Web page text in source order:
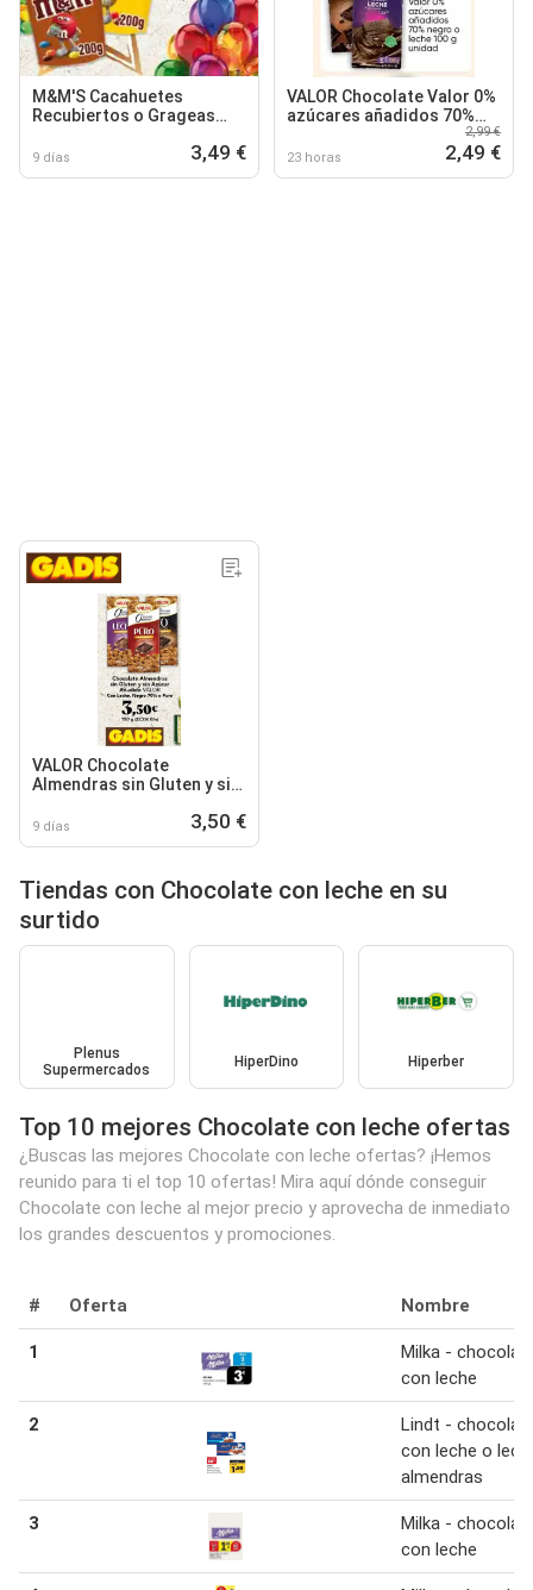
M&M'S Cacahuetes
Recubiertos o Grageas
9 días 3,49 €
VALOR Chocolate Valor 0%
azúcares añadidos 70%
23 horas
2,99 €
2,49 €
VALOR Chocolate
Almendras sin Gluten y sin
Negro 70% o Puro
9 días 3,50 €
Tiendas con Chocolate con leche en su
surtido
Plenus
Supermercados
HiperDino Hiperber
Top 10 mejores Chocolate con leche ofertas
¿Buscas las mejores Chocolate con leche ofertas? ¡Hemos
reunido para ti el top 10 ofertas! Mira aquí dónde conseguir
Chocolate con leche al mejor precio y aprovecha de inmediato
los grandes descuentos y promociones.
# Oferta Nombre
1
Milka -
con leche
2
Lindt -
con leche o
almendras
3
Milka -
con leche